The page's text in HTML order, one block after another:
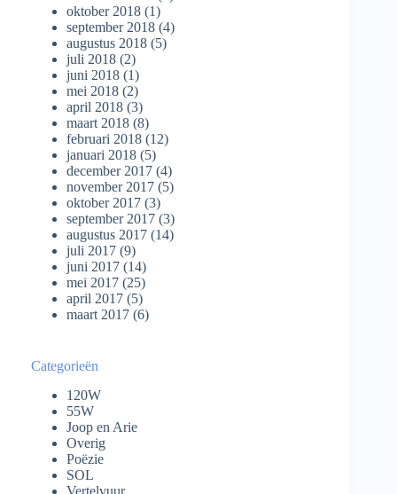
oktober 2018 (1)
september 2018 (4)
augustus 2018 (5)
juli 2018 (2)
juni 2018 (1)
mei 2018 (2)
april 2018 (3)
maart 2018 (8)
februari 2018 (12)
januari 2018 (5)
december 2017 (4)
november 2017 (5)
oktober 2017 (3)
september 2017 (3)
augustus 2017 (14)
juli 2017 (9)
juni 2017 (14)
mei 2017 (25)
april 2017 (5)
maart 2017 (6)
Categorieën
120W
55W
Joop en Arie
Overig
Poëzie
SOL
Vertelvuur